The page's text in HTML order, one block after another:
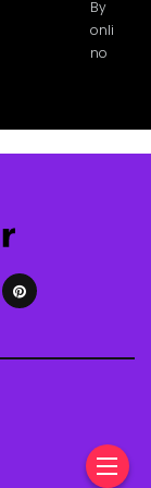
By
onli
no